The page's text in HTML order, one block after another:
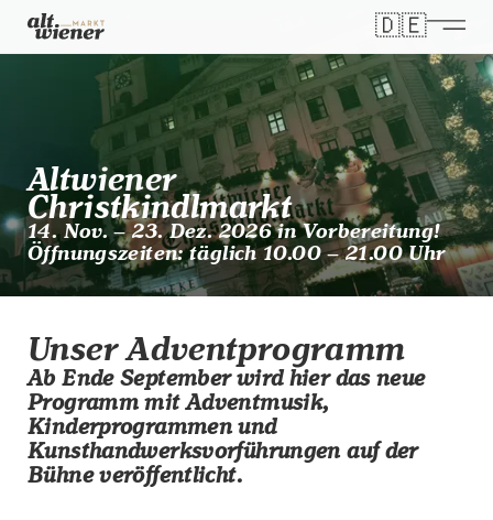
🇩🇪
Wähle
Altwiener
Christkindl­markt
14. Nov. – 23. Dez. 2026 in Vorbereitung!
Öffnungszeiten: täglich 10.00 – 21.00 Uhr
Unser Adventprogramm
Ab Ende September wird hier das neue
Programm mit Adventmusik,
Kinderprogrammen und
Kunsthandwerksvorführungen auf der
Bühne veröffentlicht.